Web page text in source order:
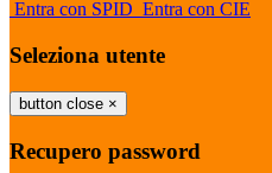
Entra con SPID Entra con CIE
Seleziona utente
button close ×
Recupero password